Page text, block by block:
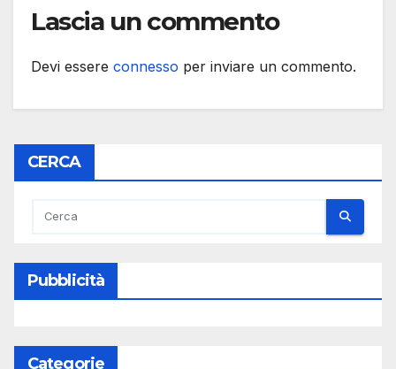
Lascia un commento
Devi essere connesso per inviare un commento.
CERCA
Pubblicità
Categorie